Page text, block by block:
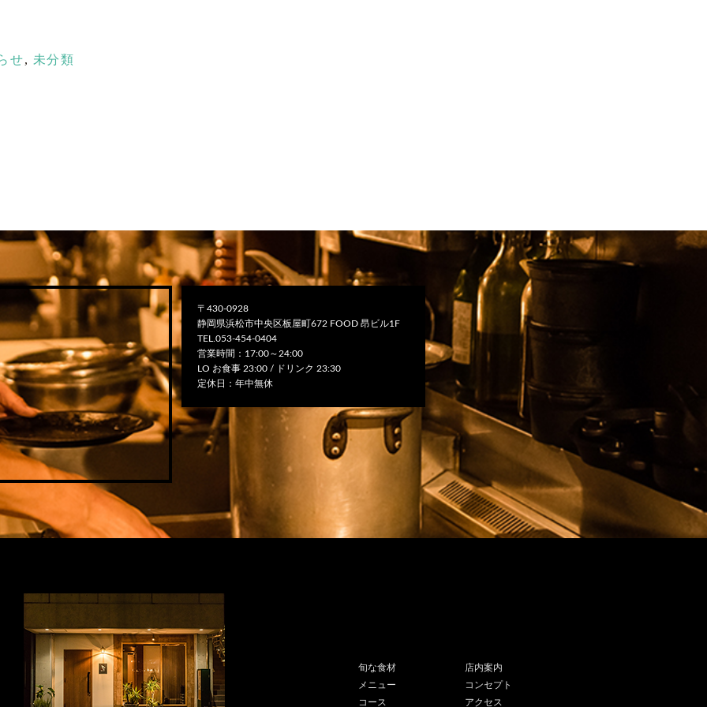
せ, 未分類
〒430-0928
静岡県浜松市中央区板屋町672 FOOD 昂ビル1F
TEL.053-454-0404
営業時間：17:00～24:00
LO お食事 23:00 / ドリンク 23:30
定休日：年中無休
旬な食材
メニュー
コース
店内案内
コンセプト
アクセス